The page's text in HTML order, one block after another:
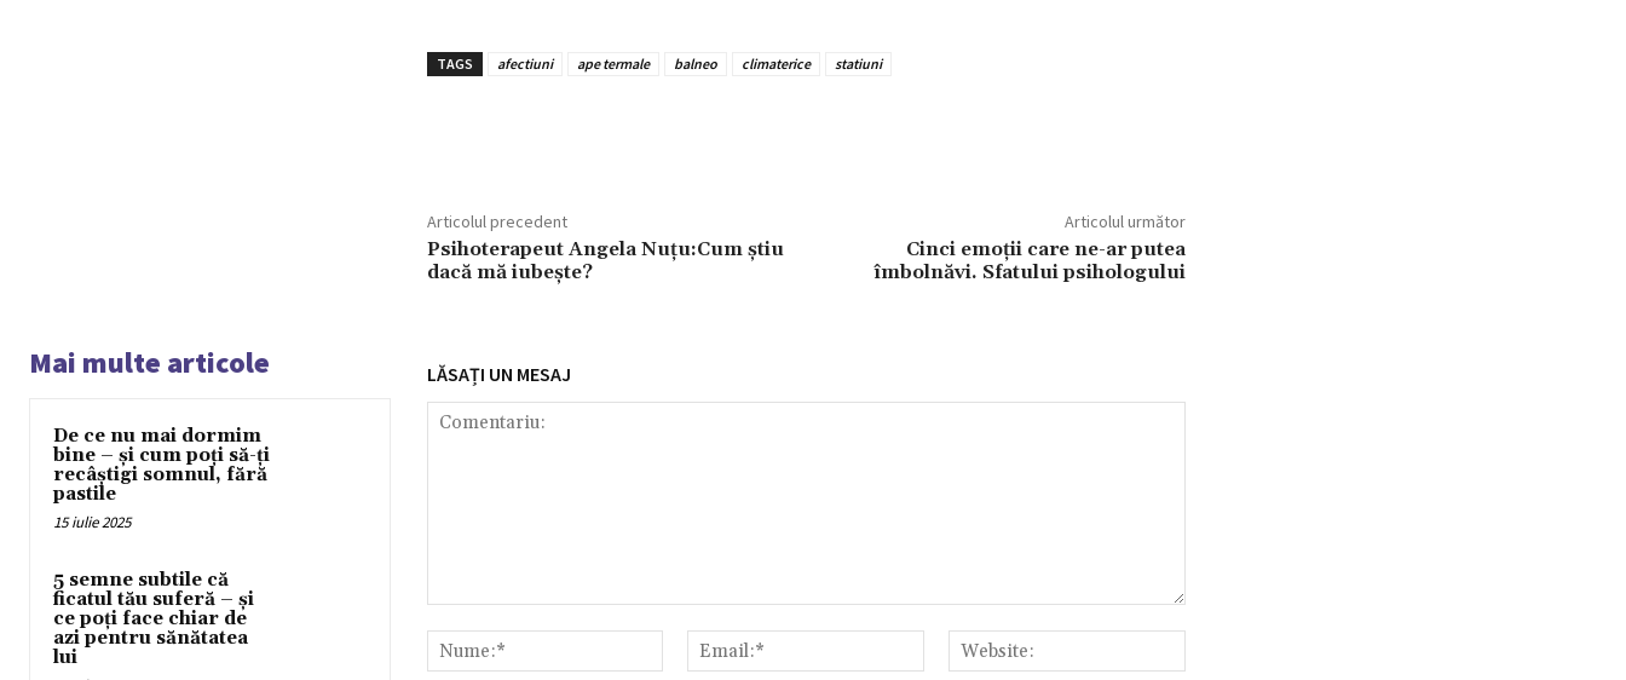
TAGS afectiuni ape termale balneo climaterice statiuni
Articolul precedent
Psihoterapeut Angela Nuțu:Cum știu
dacă mă iubește?
Articolul următor
Cinci emoții care ne-ar putea
îmbolnăvi. Sfatului psihologului
Mai multe articole
De ce nu mai dormim
bine – și cum poți să-ți
recâștigi somnul, fără
pastile
15 iulie 2025
5 semne subtile că
ficatul tău suferă – și
ce poți face chiar de
azi pentru sănătatea
lui
LĂSAȚI UN MESAJ
Nume:*
Email:*